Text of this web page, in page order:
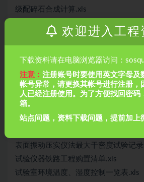
级配碎石合成计算.xls
级配碎石自动计算计算.xls
级配碎石配合比计算.xls
细集料表观密度自动随机算表.xls
缺失里程.xlsx
自动计算无侧限抗压.xls
自动计算无侧限抗压强度7d。28d表格
自密实混凝土配比设计自动计算.xls
表面振动压实仪法最大干密度试验记
试验仪器铁路工程购置清单.xls
试验室环境温度、湿度控制一览表.xls
欢迎进入工程
下载资料请在电脑浏览器访问：
注意：注册账号时要使用英文字母及
帐号异常，请更换其帐号进行注册，
人已经注册使用。为了方便找回密码
箱。
站点问题，资料下载问题，提前加上